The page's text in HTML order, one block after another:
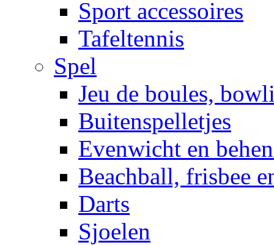
Sport accessoires
Tafeltennis
Spel
Jeu de boules,
Buitenspelletjes
Evenwicht en
Beachball, frisbee
Darts
Sjoelen